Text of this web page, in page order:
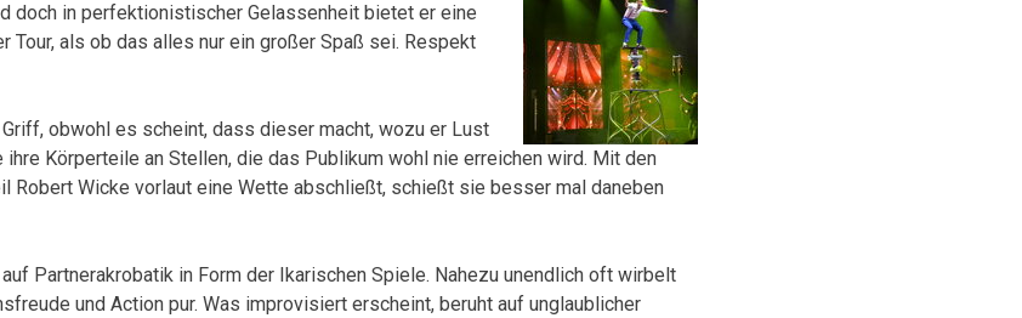
doch in perfektionistischer Gelassenheit bietet er eine
Tour, als ob das alles nur ein großer Spaß sei. Respekt
obwohl es scheint, dass dieser macht, wozu er Lust
Körperteile an Stellen, die das Publikum wohl nie erreichen wird. Mit den
Robert Wicke vorlaut eine Wette abschließt, schießt sie besser mal daneben
Partnerakrobatik in Form der Ikarischen Spiele. Nahezu unendlich oft wirbelt
und Action pur. Was improvisiert erscheint, beruht auf unglaublicher